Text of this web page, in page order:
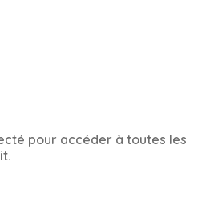
pour accéder à toutes les